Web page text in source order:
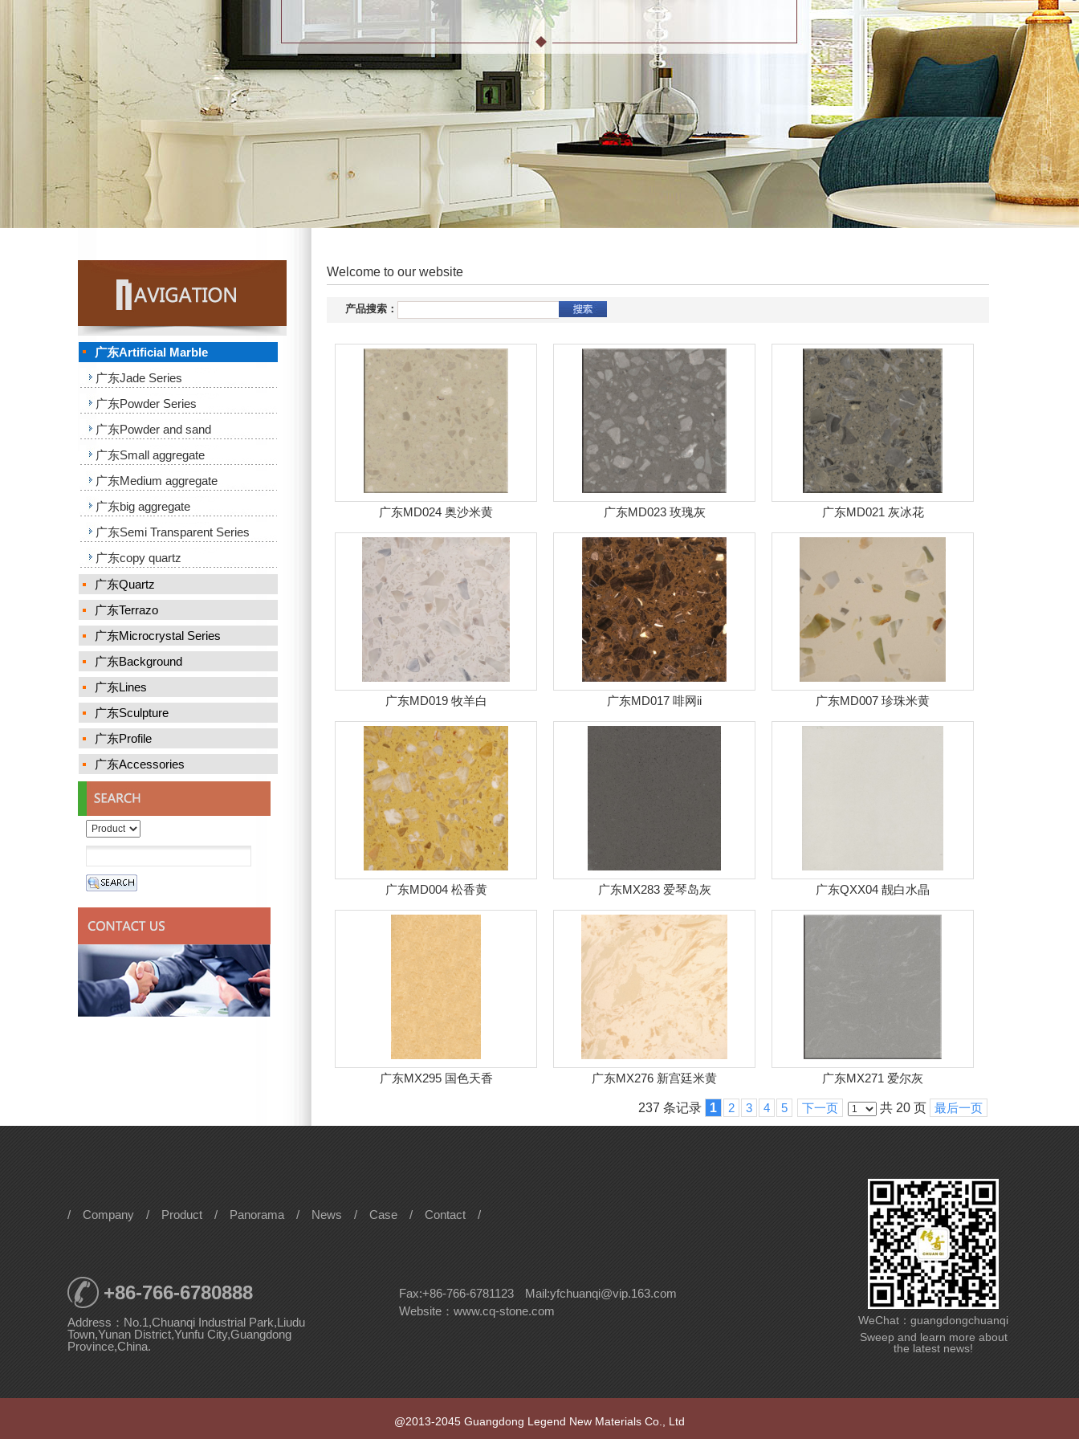
广东Artificial Marble
广东Jade Series
广东Powder Series
广东Powder and sand
广东Small aggregate
广东Medium aggregate
广东big aggregate
广东Semi Transparent Series
广东copy quartz
广东Quartz
广东Terrazo
广东Microcrystal Series
广东Background
广东Lines
广东Sculpture
广东Profile
广东Accessories
Welcome to our website
产品搜索：
广东MD024 奥沙米黄 广东MD023 玫瑰灰 广东MD021 灰冰花
广东MD019 牧羊白 广东MD017 啡网ii 广东MD007 珍珠米黄
广东MD004 松香黄 广东MX283 爱琴岛灰 广东QXX04 靓白水晶
广东MX295 国色天香 广东MX276 新宫廷米黄 广东MX271 爱尔灰
237 条记录 1 2 3 4 5 下一页 共 20 页 最后一页
/ Company / Product / Panorama / News / Case / Contact /
+86-766-6780888
Address：No.1,Chuanqi Industrial Park,Liudu
Town,Yunan District,Yunfu City,Guangdong
Province,China.
Fax:+86-766-6781123
Mail:yfchuanqi@vip.163.com
Website：www.cq-stone.com
WeChat：guangdongchuanqi
Sweep and learn more about
the latest news!
@2013-2045 Guangdong Legend New Materials Co., Ltd